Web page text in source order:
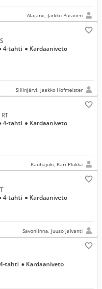
Alajärvi, Jarkko Puranen
4-tahti ● Kardaaniveto
Siilinjärvi, Jaakko Hofmeister
4-tahti ● Kardaaniveto
Kauhajoki, Kari Plukka
4-tahti ● Kardaaniveto
Savonlinna, Juuso Jalvanti
tahti ● Kardaaniveto